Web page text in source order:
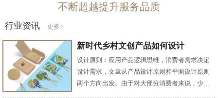
不断超越提升服务品质
行业资讯 更多>
新时代乡村文创产品如何设计
设计原则：应用产品逻辑思维，消费者需求决定
设计需求，文章从产品设计原则和平面设计原则
两个方向出发。由于对大部分消费者来说，少数